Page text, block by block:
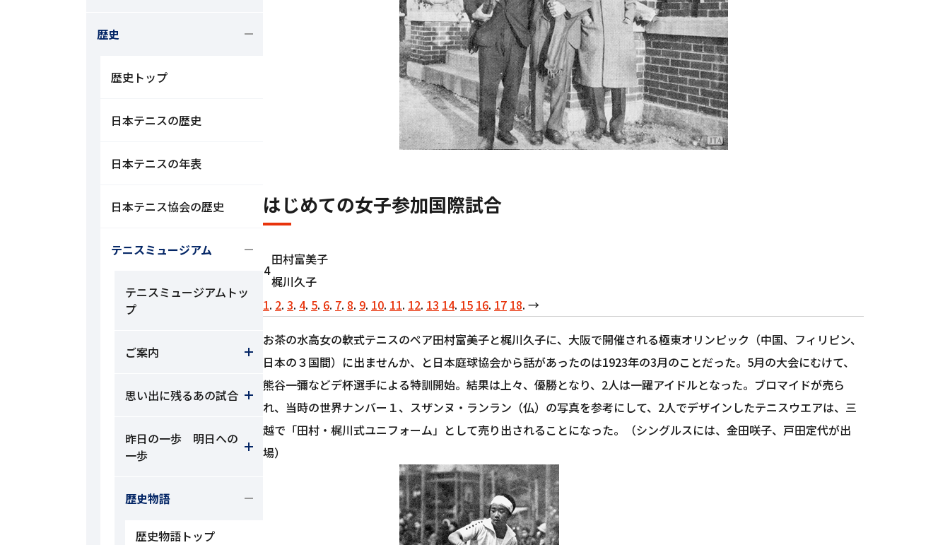
はじめての女子参加国際試合
4
田村富美子
梶川久子
1. 2. 3. 4. 5. 6. 7. 8. 9. 10. 11. 12. 13 14. 15 16. 17 18. →
お茶の水高女の軟式テニスのペア田村富美子と梶川久子に、大阪で開催される極東オリンピック（中国、フィリピン、
日本の３国間）に出ませんか、と日本庭球協会から話があったのは1923年の3月のことだった。5月の大会にむけて、
熊谷一彌などデ杯選手による特訓開始。結果は上々、優勝となり、2人は一躍アイドルとなった。ブロマイドが売ら
れ、当時の世界ナンバー１、スザンヌ・ランラン（仏）の写真を参考にして、2人でデザインしたテニスウエアは、三
越で「田村・梶川式ユニフォーム」として売り出されることになった。（シングルスには、金田咲子、戸田定代が出
場）
歴史
歴史トップ
日本テニスの歴史
日本テニスの年表
日本テニス協会の歴史
テニスミュージアム
テニスミュージアムトッ
プ
ご案内
思い出に残るあの試合
昨日の一歩 明日への
一歩
歴史物語
歴史物語トップ